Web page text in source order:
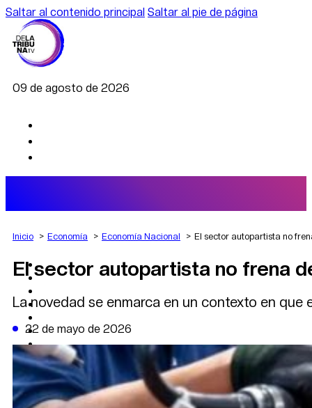
Saltar al contenido principal Saltar al pie de página
09 de agosto de 2026
AGRO
DEPORTES
POLÍTICA
DATA FIRME
DE LA TRIBUNA TV
Inicio Economía Economía Nacional El sector autopartista no
El sector autopartista no frena
La novedad se enmarca en un contexto en
22 de mayo de 2026